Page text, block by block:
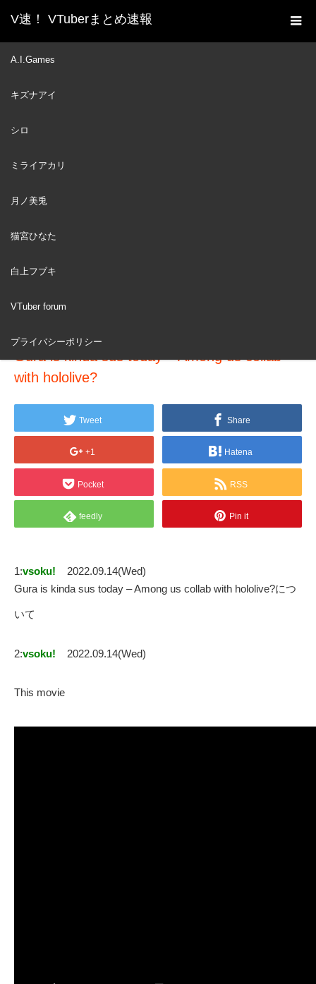
V速！ VTuberまとめ速報
A.I.Games
キズナアイ
シロ
ミライアカリ
月ノ美兎
猫宮ひなた
白上フブキ
VTuber forum
プライバシーポリシー
ホーム
新着動画一覧
15
Gura is kinda sus today – Among us collab
with hololive?
Tweet Share
+1 Hatena
Pocket RSS
feedly Pin it
1:vsoku!
2022.09.14(Wed)
Gura is kinda sus today – Among us collab with hololive?につ
いて
2:vsoku! 2022.09.14(Wed)
This movie